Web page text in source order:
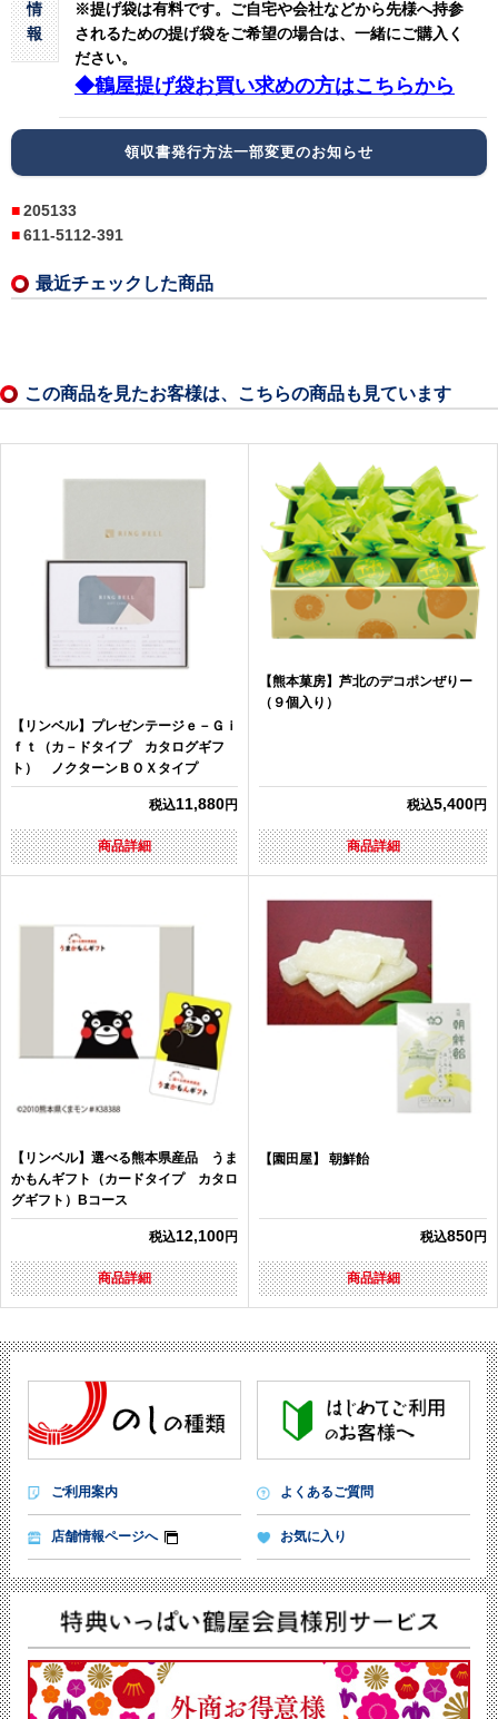
情
報
※提げ袋は有料です。 ご自宅や会社などから先様へ持参
されるための提げ袋をご希望の場合は、一緒にご購入く
ださい。
◆鶴屋提げ袋お買い求めの方はこちらから
領収書発行方法一部変更のお知らせ
205133
611-5112-391
最近チェックした商品
この商品を見たお客様は、こちらの商品も見ています
【リンベル】プレゼンテージｅ－Ｇｉ
ｆｔ（カ－ドタイプ カタログギフ
ト） ノクターンＢＯＸタイプ
税込11,880円
商品詳細
【熊本菓房】芦北のデコポンぜりー
（９個入り）
税込5,400円
商品詳細
【リンベル】選べる熊本県産品 うま
かもんギフト（カードタイプ カタロ
グギフト）Bコース
税込12,100円
商品詳細
【園田屋】 朝鮮飴
税込850円
商品詳細
ご利用案内 よくあるご質問
店舗情報ページへ お気に入り